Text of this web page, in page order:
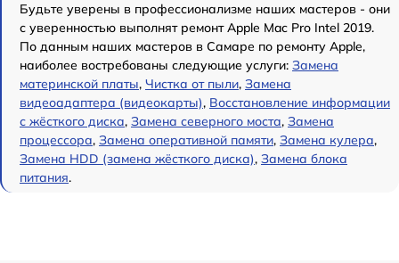
Будьте уверены в профессионализме наших мастеров - они
с уверенностью выполнят ремонт Apple Mac Pro Intel 2019.
По данным наших мастеров в Самаре по ремонту Apple,
наиболее востребованы следующие услуги: Замена
материнской платы, Чистка от пыли, Замена
видеоадаптера (видеокарты), Восстановление информации
с жёсткого диска, Замена северного моста, Замена
процессора, Замена оперативной памяти, Замена кулера,
Замена HDD (замена жёсткого диска), Замена блока
питания.